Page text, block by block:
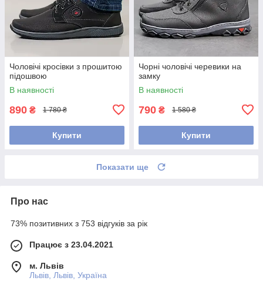
Чоловічі кросівки з прошитою
підошвою
В наявності
890 ₴ 1 780 ₴
Купити
Чорні чоловічі черевики на
замку
В наявності
790 ₴ 1 580 ₴
Купити
Показати ще
Про нас
73% позитивних з 753 відгуків за рік
Працює з 23.04.2021
м. Львів
Львів, Львів, Україна